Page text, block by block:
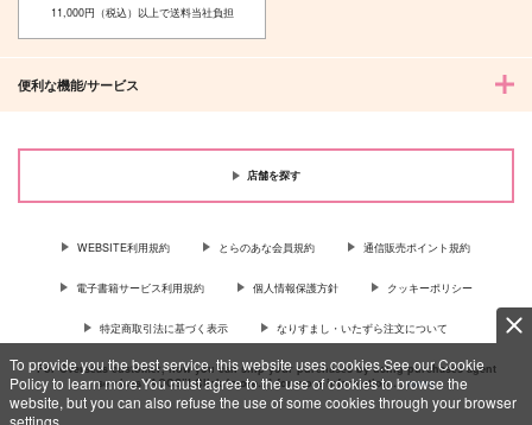
To provide you the best service, this website uses cookies.See our Cookie
Policy to learn more.You must agree to the use of cookies to browse the
website, but you can also refuse the use of some cookies through your browser
settings.
11,000円（税込）以上で送料当社負担
便利な機能/サービス
店舗を探す
WEBSITE利用規約 とらのあな会員規約 通信販売ポイント規約
電子書籍サービス利用規約 個人情報保護方針 クッキーポリシー
特定商取引法に基づく表示 なりすまし・いたずら注文について
For Overseas customer, now you can ship your purchases by using purchases agent
services “AOCS”! Click {more…} for more information …more